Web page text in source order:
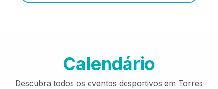
Calendário
Descubra todos os eventos desportivos em Torres